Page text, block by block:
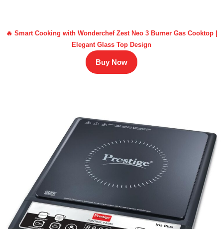
🔥 Smart Cooking with Wonderchef Zest Neo 3 Burner Gas Cooktop |
Elegant Glass Top Design
Buy Now